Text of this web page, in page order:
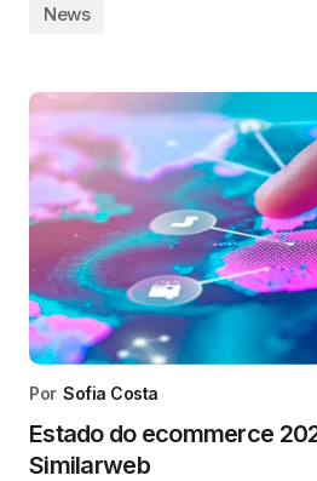
News
Por Sofia Costa
Estado do ecommerce
Similarweb